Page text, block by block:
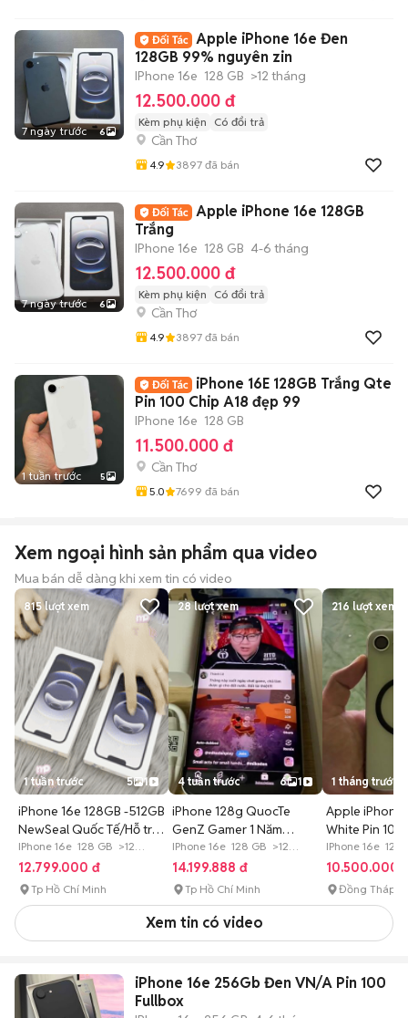
7 ngày trước 6
Apple iPhone 16e Đen
128GB 99% nguyên zin
IPhone 16e 128 GB >12 tháng
12.500.000 đ
Kèm phụ kiện Có đổi trả
Cần Thơ
4.9 3897 đã bán
7 ngày trước 6
Apple iPhone 16e 128GB
Trắng
IPhone 16e 128 GB 4-6 tháng
12.500.000 đ
Kèm phụ kiện Có đổi trả
Cần Thơ
4.9 3897 đã bán
1 tuần trước 5
iPhone 16E 128GB Trắng Qte
Pin 100 Chip A18 đẹp 99
IPhone 16e 128 GB
11.500.000 đ
Cần Thơ
5.0 7699 đã bán
Xem ngoại hình sản phẩm qua video
Mua bán dễ dàng khi xem tin có video
815lượt xem
1 tuần trước 5 1
iPhone 16e 128GB -512GB
NewSeal Quốc Tế/Hỗ trợ
Góp
IPhone 16e 128 GB >12
tháng
12.799.000 đ
Tp Hồ Chí Minh
28lượt xem
4 tuần trước 6 1
iPhone 128g QuocTe
GenZ Gamer 1 Năm
5G/TV Mien Phi
IPhone 16e 128 GB >12
tháng
14.199.888 đ
Tp Hồ Chí Minh
216 lượt xem
1 tháng trước
Apple iPhone
White Pin
2/2027
IPhone 16e 128
tháng
10.500.000
Đồng Tháp
Xem tin có video
iPhone 16e 256Gb Đen VN/A Pin 100
Fullbox